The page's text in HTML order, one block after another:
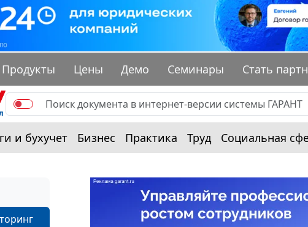
Продукты Цены Демо Семинары Стать
и бухучет Бизнес Практика Труд Социальная